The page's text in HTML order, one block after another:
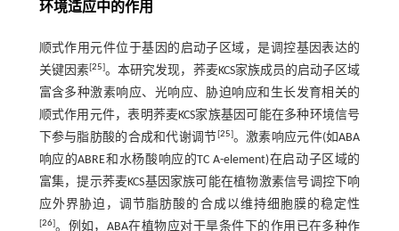
环境适应中的作用
顺式作用元件位于基因的启动子区域，是调控基因表达的
关键因素[25]。本研究发现，荞麦KCS家族成员的启动子区域
富含多种激素响应、光响应、胁迫响应和生长发育相关的
顺式作用元件，表明荞麦KCS家族基因可能在多种环境信号
下参与脂肪酸的合成和代谢调节 [25]。激素响应元件(如ABA
响应的ABRE和水杨酸响应的TC A-element)在启动子区域的
富集，提示荞麦KCS基因家族可能在植物激素信号调控下响
应外界胁迫，调节脂肪酸的合成以维持细胞膜的稳定性
[26]。例如，ABA在植物应对干旱条件下的作用已在多种作